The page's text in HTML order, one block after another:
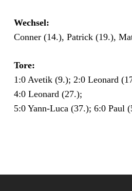
Wechsel:
Conner (14.), Patrick (19.),
Tore:
1:0 Avetik (9.); 2:0 Leonard
4:0 Leonard (27.);
5:0 Yann-Luca (37.); 6:0 Paul